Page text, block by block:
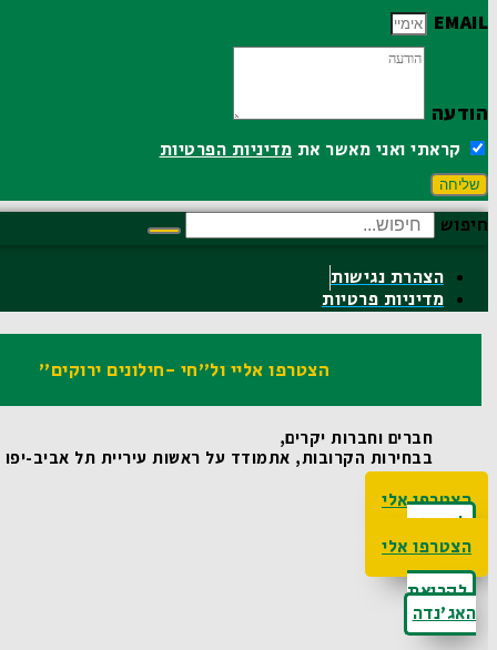
EMAIL
הודעה
קראתי ואני מאשר אתמדיניות הפרטיות
שליחה
חיפוש
הצהרת נגישות
מדיניות פרטיות
הצטרפו אליי ול"חי -חילונים ירוקים"
חברים וחברות יקרים,
בבחירות הקרובות, אתמודד על ראשות עיריית תל אביב-יפו
הצטרפו אלי
לקריאת
האג'נדה
הצטרפו אלי
לקריאת
האג'נדה